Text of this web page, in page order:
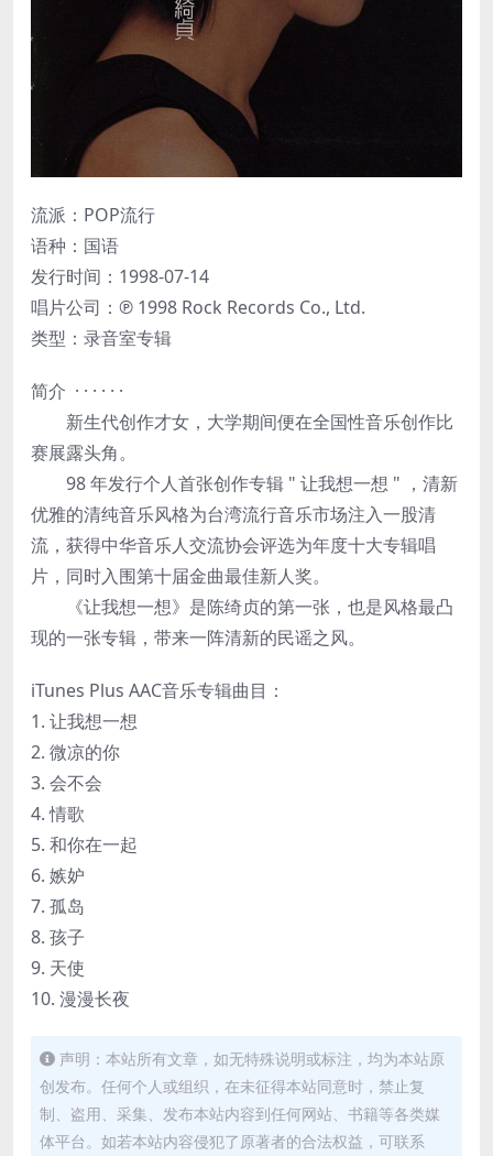
流派：POP流行
语种：国语
发行时间：1998-07-14
唱片公司：℗ 1998 Rock Records Co., Ltd.
类型：录音室专辑
简介 · · · · · ·
新生代创作才女，大学期间便在全国性音乐创作比
赛展露头角。
98 年发行个人首张创作专辑 " 让我想一想 " ，清新
优雅的清纯音乐风格为台湾流行音乐市场注入一股清
流，获得中华音乐人交流协会评选为年度十大专辑唱
片，同时入围第十届金曲最佳新人奖。
《让我想一想》是陈绮贞的第一张，也是风格最凸
现的一张专辑，带来一阵清新的民谣之风。
iTunes Plus AAC音乐专辑曲目：
1. 让我想一想
2. 微凉的你
3. 会不会
4. 情歌
5. 和你在一起
6. 嫉妒
7. 孤岛
8. 孩子
9. 天使
10. 漫漫长夜
声明：本站所有文章，如无特殊说明或标注，均为本站原
创发布。任何个人或组织，在未征得本站同意时，禁止复
制、盗用、采集、发布本站内容到任何网站、书籍等各类媒
体平台。如若本站内容侵犯了原著者的合法权益，可联系